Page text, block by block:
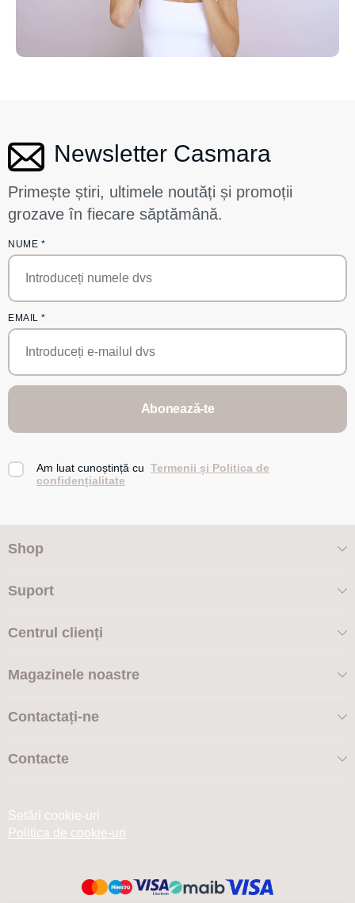
Newsletter Casmara
Primește știri, ultimele noutăți și promoții
grozave în fiecare săptămână.
NUME *
EMAIL *
Abonează-te
Am luat cunoștință cu Termenii și Politica de
confidențialitate
Shop
Suport
Centrul clienți
Magazinele noastre
Contactați-ne
Contacte
Setări cookie-uri
Politica de cookie-uri